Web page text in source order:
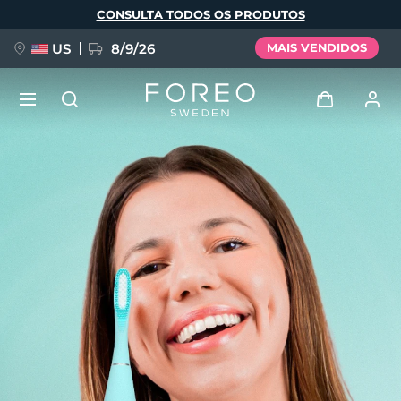
principal
CONSULTA TODOS OS PRODUTOS
US 8/9/26 MAIS VENDIDOS
Perfil de usuário
Meus aparelhos
Meus pedidos
Meus endereços
As minhas subscrições
NOVIDADE
FAQ™ Pure Beauty-Tech Elixir
BREAKING NEWS
issa™ Teeth Whitening Set
Deutsch
Español
Français
Italiano
Português
Svenska
Русский
简体中文 繁體中文